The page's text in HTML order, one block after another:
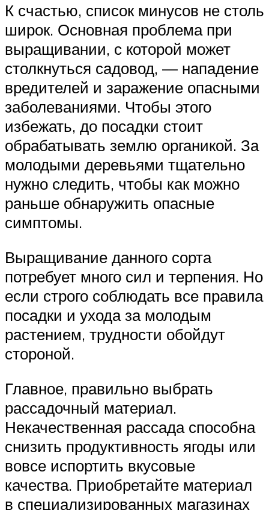
К счастью, список минусов не столь
широк. Основная проблема при
выращивании, с которой может
столкнуться садовод, — нападение
вредителей и заражение опасными
заболеваниями. Чтобы этого
избежать, до посадки стоит
обрабатывать землю органикой. За
молодыми деревьями тщательно
нужно следить, чтобы как можно
раньше обнаружить опасные
симптомы.
Выращивание данного сорта
потребует много сил и терпения. Но
если строго соблюдать все правила
посадки и ухода за молодым
растением, трудности обойдут
стороной.
Главное, правильно выбрать
рассадочный материал.
Некачественная рассада способна
снизить продуктивность ягоды или
вовсе испортить вкусовые
качества. Приобретайте материал
в специализированных магазинах